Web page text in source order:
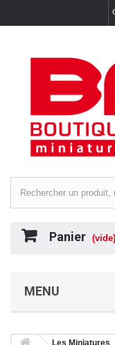
Panier (vide)
MENU